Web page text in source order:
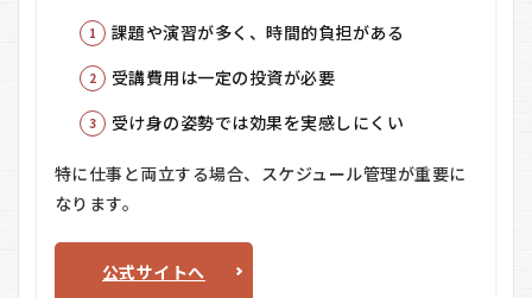
課題や演習が多く、時間的負担がある
受講費用は一定の投資が必要
受け身の姿勢では効果を実感しにくい
特に仕事と両立する場合、スケジュール管理が重要に
なります。
公式サイトへ